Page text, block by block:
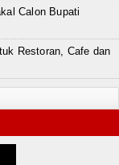
Calon Bupati
Restoran, Cafe dan